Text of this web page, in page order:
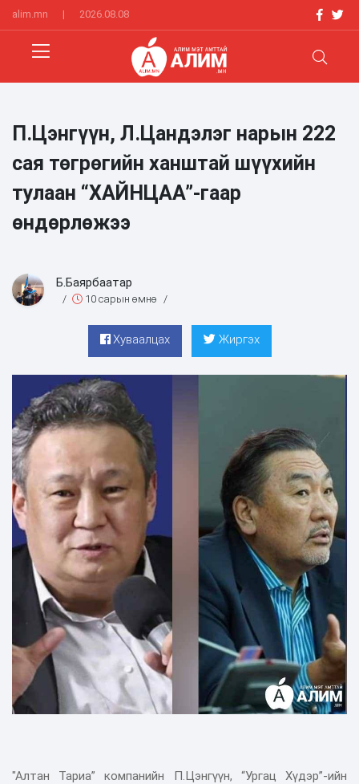
alim.mn | 2026.08.08
П.Цэнгүүн, Л.Цандэлэг нарын 222
сая төгрөгийн ханштай шүүхийн
тулаан “ХАЙНЦАА”-гаар
өндөрлөжээ
Б.Баярбаатар
/ 10 сарын өмнө /
Хуваалцах Жиргэх
"Алтан Тариа” компанийн П.Цэнгүүн, “Ургац Хүдэр”-ийн